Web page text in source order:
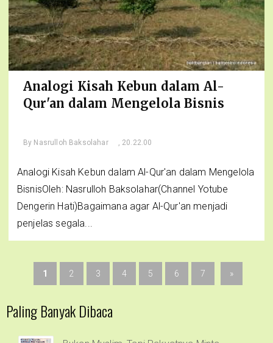
Analogi Kisah Kebun dalam Al-
Qur'an dalam Mengelola Bisnis
By Nasrulloh Baksolahar , 20.22.00
Analogi Kisah Kebun dalam Al-Qur'an dalam Mengelola
BisnisOleh: Nasrulloh Baksolahar(Channel Yotube
Dengerin Hati)Bagaimana agar Al-Qur'an menjadi
penjelas segala...
1 2 3 4 5 6 7 »
Paling Banyak Dibaca